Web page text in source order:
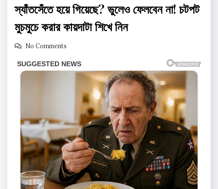
স্যাঁতসেঁতে হয়ে গিয়েছে? ভুলেও ফেলবেন না! চটপট
মুচমুচে করার কায়দাটা শিখে নিন
No Comments